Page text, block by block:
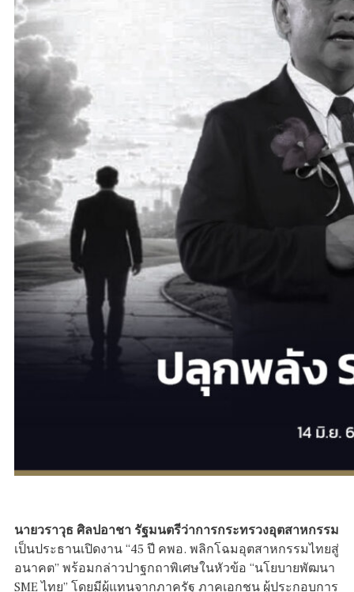
นายวราวุธ ศิลปอาชา รัฐมนตรีว่าการกระทรวงอุตสาหกรรม
เป็นประธานเปิดงาน “45 ปี คพอ. พลิกโฉมอุตสาหกรรมไทยสู่
อนาคต” พร้อมกล่าวปาฐกถาพิเศษในหัวข้อ “นโยบายพัฒนา
SME ไทย” โดยมีผู้แทนจากภาครัฐ ภาคเอกชน ผู้ประกอบการ